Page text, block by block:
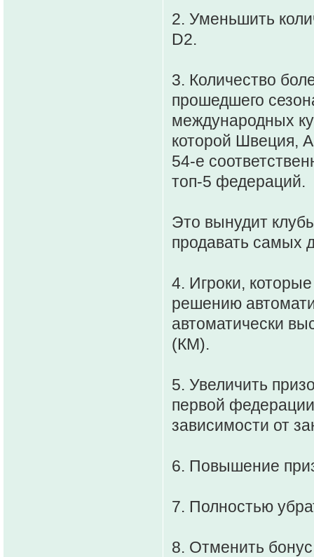
2. Уменьшить
D2.
3. Количество
прошедшего
международных
которой Швеция,
54-е
топ-5 федераций.
Это вынудит
продавать самых
4. Игроки,
решению
автоматически
(КМ).
5. Увеличить
первой
зависимости от
6. Повышение
7. Полностью
8. Отменить